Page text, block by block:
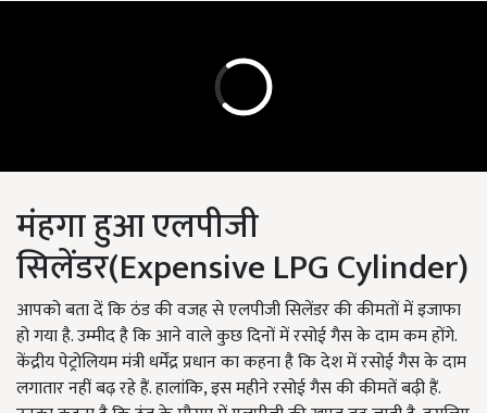
मंहगा हुआ एलपीजी
सिलेंडर(Expensive LPG Cylinder)
आपको बता दें कि ठंड की वजह से एलपीजी सिलेंडर की कीमतों में इजाफा
हो गया है. उम्मीद है कि आने वाले कुछ दिनों में रसोई गैस के दाम कम होंगे.
केंद्रीय पेट्रोलियम मंत्री धर्मेंद्र प्रधान का कहना है कि देश में रसोई गैस के दाम
लगातार नहीं बढ़ रहे हैं. हालांकि, इस महीने रसोई गैस की कीमतें बढ़ी हैं.